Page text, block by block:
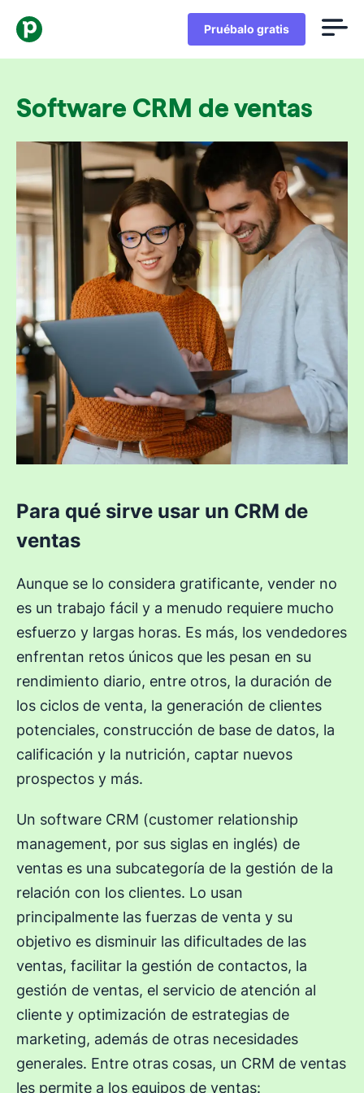
Pruébalo gratis
Software CRM de ventas
Para qué sirve usar un CRM de
ventas
Aunque se lo considera gratificante, vender no
es un trabajo fácil y a menudo requiere mucho
esfuerzo y largas horas. Es más, los vendedores
enfrentan retos únicos que les pesan en su
rendimiento diario, entre otros, la duración de
los ciclos de venta, la generación de clientes
potenciales, construcción de base de datos, la
calificación y la nutrición, captar nuevos
prospectos y más.
Un software CRM (customer relationship
management, por sus siglas en inglés) de
ventas es una subcategoría de la gestión de la
relación con los clientes. Lo usan
principalmente las fuerzas de venta y su
objetivo es disminuir las dificultades de las
ventas, facilitar la gestión de contactos, la
gestión de ventas, el servicio de atención al
cliente y optimización de estrategias de
marketing, además de otras necesidades
generales. Entre otras cosas, un CRM de ventas
les permite a los equipos de ventas: